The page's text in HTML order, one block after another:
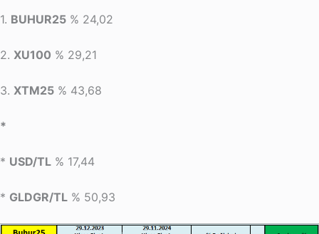
1. BUHUR25 % 24,02
2. XU100 % 29,21
3. XTM25 % 43,68
*
* USD/TL % 17,44
* GLDGR/TL % 50,93